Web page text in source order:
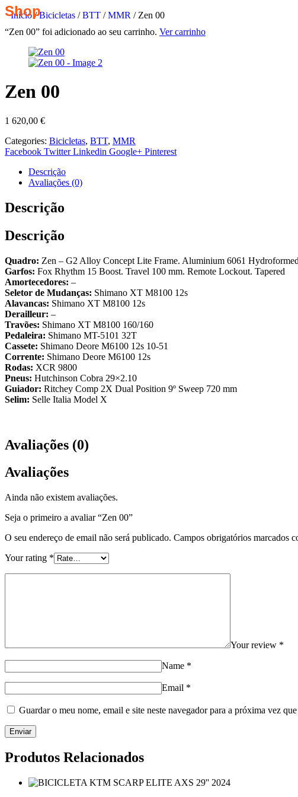
Shop
Início /Bicicletas /BTT /MMR / Zen 00
“Zen 00” foi adicionado ao seu carrinho. Ver carrinho
Zen 00
1 620,00 €
Categories: Bicicletas, BTT, MMR
Facebook Twitter Linkedin Google+ Pinterest
Descrição
Avaliações (0)
Descrição
Descrição
Quadro: Zen – G2 Alloy Concept Lite Frame. Aluminium 6061
Garfos: Fox Rhythm 15 Boost. Travel 100 mm. Remote Lockout. Tapered
Amortecedores: –
Seletor de Mudanças: Shimano XT M8100 12s
Alavancas: Shimano XT M8100 12s
Derailleur: –
Travões: Shimano XT M8100 160/160
Pedaleira: Shimano MT-5101 32T
Cassete: Shimano Deore M6100 12s 10-51
Corrente: Shimano Deore M6100 12s
Rodas: XCR 9800
Pneus: Hutchinson Cobra 29×2.10
Guiador: Ritchey Comp 2X Dual Position 9º Sweep 720 mm
Selim: Selle Italia Model X
Avaliações (0)
Avaliações
Ainda não existem avaliações.
Seja o primeiro a avaliar “Zen 00”
O seu endereço de email não será publicado. Campos obrigatórios marcados
Your rating *
Your review *
Name *
Email *
Guardar o meu nome, email e site neste navegador para a próxima vez
Produtos Relacionados